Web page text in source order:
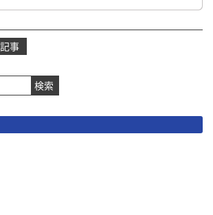
事
検索